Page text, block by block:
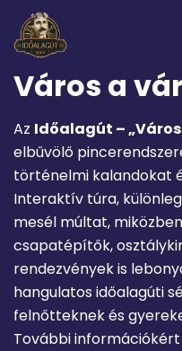
Város a
Az Időalagút –
elbűvölő
történelmi kalandokat
Interaktív túra,
mesél múltat,
csapatépítők,
rendezvények is
hangulatos időalagúti
felnőtteknek és
További